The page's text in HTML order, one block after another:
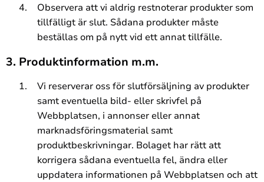
Observera att vi aldrig restnoterar produkter som
tillfälligt är slut. Sådana produkter måste
beställas om på nytt vid ett annat tillfälle.
3. Produktinformation m.m.
Vi reserverar oss för slutförsäljning av produkter
samt eventuella bild- eller skrivfel på
Webbplatsen, i annonser eller annat
marknadsföringsmaterial samt
produktbeskrivningar. Bolaget har rätt att
korrigera sådana eventuella fel, ändra eller
uppdatera informationen på Webbplatsen och att